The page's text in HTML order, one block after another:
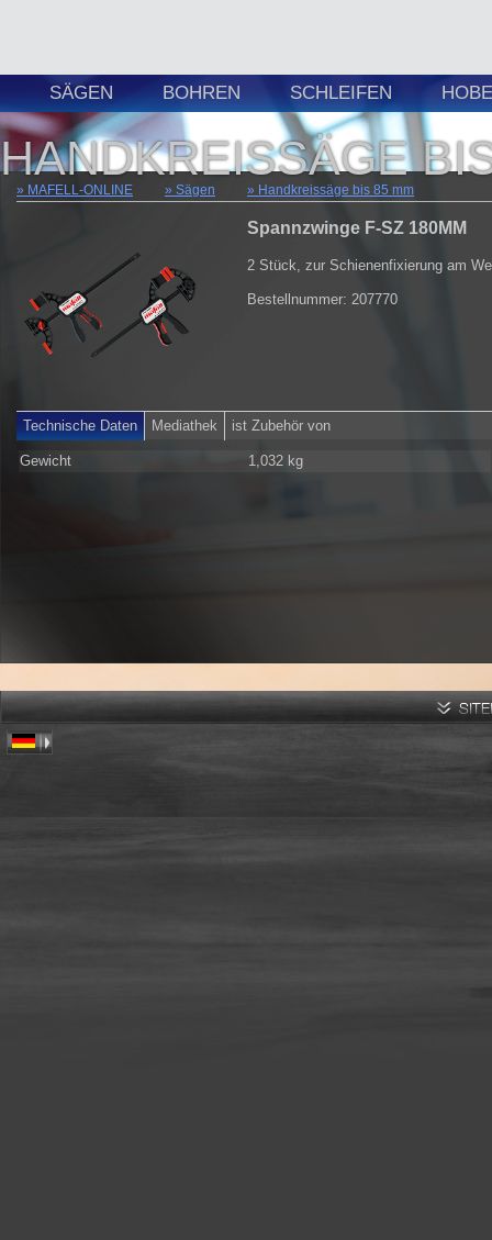
SÄGEN BOHREN SCHLEIFEN
HANDKREISSÄGE
MAFELL-ONLINE Sägen Handkreissäge bis 85 mm
Spannzwinge F-SZ 180MM
2 Stück, zur Schienenfixierung am
Bestellnummer: 207770
Technische Daten Mediathek ist Zubehör von
Gewicht 1,032 kg